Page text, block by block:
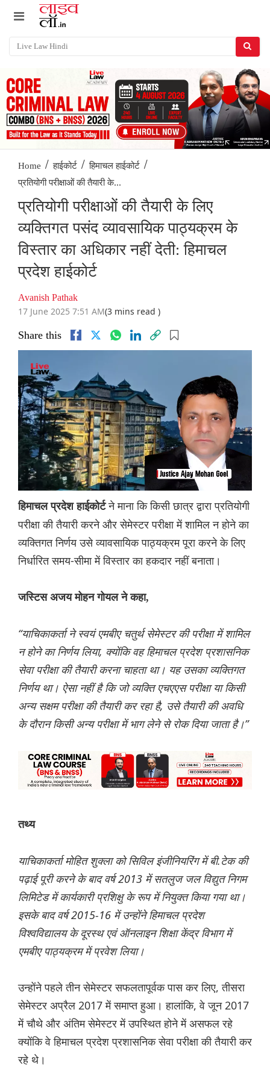
Home / हाईकोर्ट / हिमाचल हाईकोर्ट /
प्रतियोगी परीक्षाओं की तैयारी के...
प्रतियोगी परीक्षाओं की तैयारी के लिए
व्यक्तिगत पसंद व्यावसायिक पाठ्यक्रम के
विस्तार का अधिकार नहीं देती: हिमाचल
प्रदेश हाईकोर्ट
Avanish Pathak
17 June 2025 7:51 AM(3 mins read )
Share this
हिमाचल प्रदेश हाईकोर्टने माना कि किसी छात्र द्वारा प्रतियोगी
परीक्षा की तैयारी करने और सेमेस्टर परीक्षा में शामिल न होने का
व्यक्तिगत निर्णय उसे व्यावसायिक पाठ्यक्रम पूरा करने के लिए
निर्धारित समय-सीमा में विस्तार का हकदार नहीं बनाता।
जस्टिस अजय मोहन गोयल ने कहा,
“याचिकाकर्ता ने स्वयं एमबीए चतुर्थ सेमेस्टर की परीक्षा में शामिल
न होने का निर्णय लिया, क्योंकि वह हिमाचल प्रदेश प्रशासनिक
सेवा परीक्षा की तैयारी करना चाहता था। यह उसका व्यक्तिगत
निर्णय था। ऐसा नहीं है कि जो व्यक्ति एचएएस परीक्षा या किसी
अन्य सक्षम परीक्षा की तैयारी कर रहा है, उसे तैयारी की अवधि
के दौरान किसी अन्य परीक्षा में भाग लेने से रोक दिया जाता है।”
तथ्य
याचिकाकर्ता मोहित शुक्ला को सिविल इंजीनियरिंग में बी.टेक की
पढ़ाई पूरी करने के बाद वर्ष 2013 में सतलुज जल विद्युत निगम
लिमिटेड में कार्यकारी प्रशिक्षु के रूप में नियुक्त किया गया था।
इसके बाद वर्ष 2015-16 में उन्होंने हिमाचल प्रदेश
विश्वविद्यालय के दूरस्थ एवं ऑनलाइन शिक्षा केंद्र विभाग में
एमबीए पाठ्यक्रम में प्रवेश लिया।
उन्होंने पहले तीन सेमेस्टर सफलतापूर्वक पास कर लिए, तीसरा
सेमेस्टर अप्रैल 2017 में समाप्त हुआ। हालांकि, वे जून 2017
में चौथे और अंतिम सेमेस्टर में उपस्थित होने में असफल रहे
क्योंकि वे हिमाचल प्रदेश प्रशासनिक सेवा परीक्षा की तैयारी कर
रहे थे।